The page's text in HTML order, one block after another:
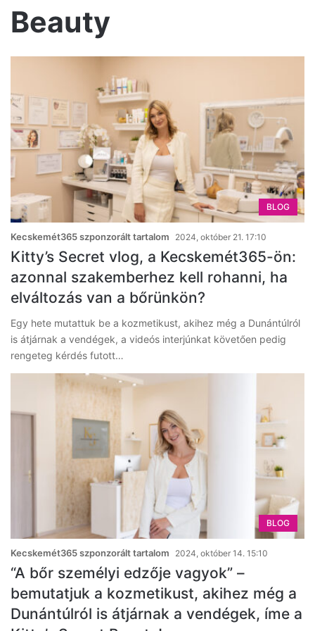
Beauty
BLOG
Kecskemét365 szponzorált tartalom 2024, október 21. 17:10
Kitty’s Secret vlog, a Kecskemét365-ön:
azonnal szakemberhez kell rohanni, ha
elváltozás van a bőrünkön?
Egy hete mutattuk be a kozmetikust, akihez még a Dunántúlról
is átjárnak a vendégek, a videós interjúnkat követően pedig
rengeteg kérdés futott…
BLOG
Kecskemét365 szponzorált tartalom 2024, október 14. 15:10
“A bőr személyi edzője vagyok” –
bemutatjuk a kozmetikust, akihez még a
Dunántúlról is átjárnak a vendégek, íme a